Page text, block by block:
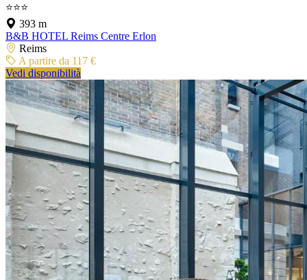
⭐⭐⭐
393 m
B&B HOTEL Reims Centre Erlon
Reims
A partire da 117 €
Vedi disponibilità